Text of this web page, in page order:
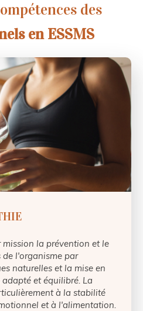
des
en ESSMS
mission la prévention et le
l'organisme par
naturelles et la mise en
et équilibré. La
à la stabilité
et à l'alimentation.